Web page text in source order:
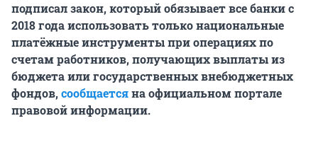
подписал закон, который обязывает все банки с
2018 года использовать только национальные
платёжные инструменты при операциях по
счетам работников, получающих выплаты из
бюджета или государственных внебюджетных
фондов,сообщаетсяна официальном портале
правовой информации.